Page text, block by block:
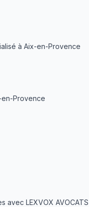
à Aix-en-Provence
en-Provence
avec LEXVOX AVOCATS